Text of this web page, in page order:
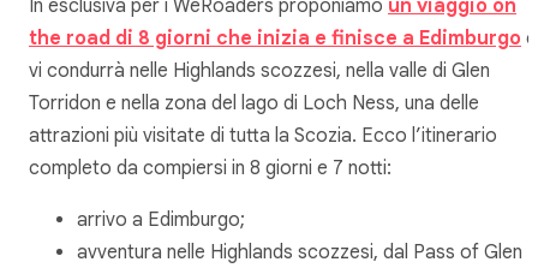
In esclusiva per i WeRoaders proponiamo un viaggio on
the road di 8 giorni che inizia e finisce a Edimburgo e
vi condurrà nelle Highlands scozzesi, nella valle di Glen
Torridon e nella zona del lago di Loch Ness, una delle
attrazioni più visitate di tutta la Scozia. Ecco l’itinerario
completo da compiersi in 8 giorni e 7 notti:
arrivo a Edimburgo;
avventura nelle Highlands scozzesi, dal Pass of Glen